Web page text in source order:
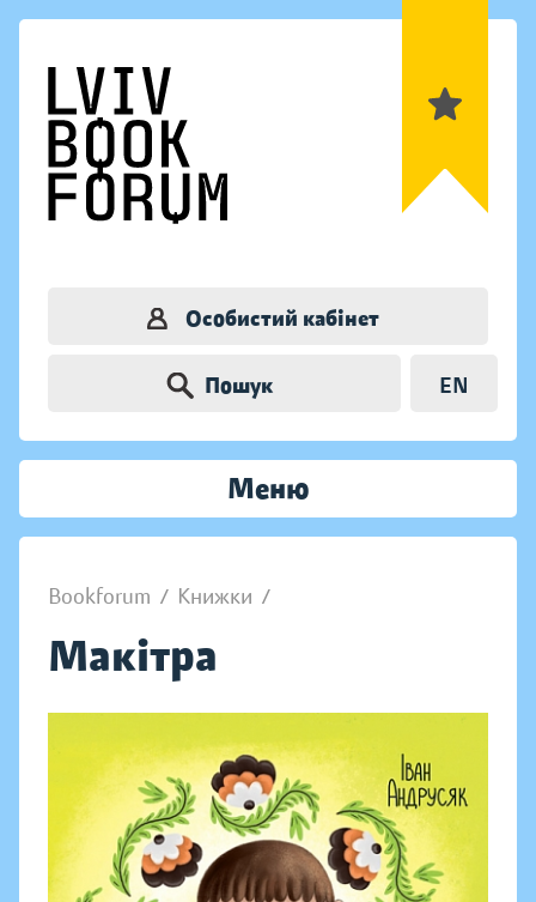
Особистий кабінет
Пошук EN
Меню
Bookforum / Книжки /
Макітра